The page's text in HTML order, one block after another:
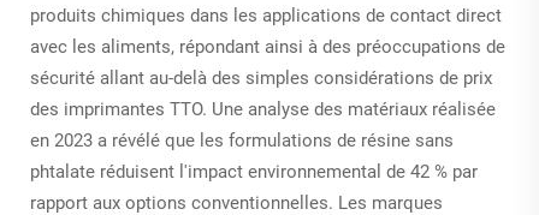
produits chimiques dans les applications de contact direct
avec les aliments, répondant ainsi à des préoccupations de
sécurité allant au-delà des simples considérations de prix
des imprimantes TTO. Une analyse des matériaux réalisée
en 2023 a révélé que les formulations de résine sans
phtalate réduisent l'impact environnemental de 42 % par
rapport aux options conventionnelles. Les marques